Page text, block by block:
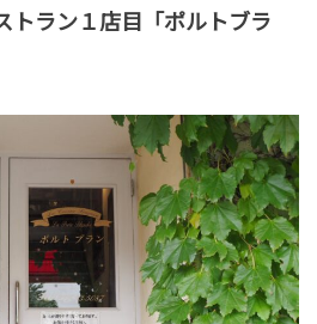
トラン１店目「ポルトブラ